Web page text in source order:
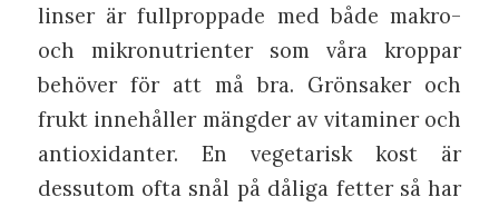
linser är fullproppade med både makro-
och mikronutrienter som våra kroppar
behöver för att må bra. Grönsaker och
frukt innehåller mängder av vitaminer och
antioxidanter. En vegetarisk kost är
dessutom ofta snål på dåliga fetter så har